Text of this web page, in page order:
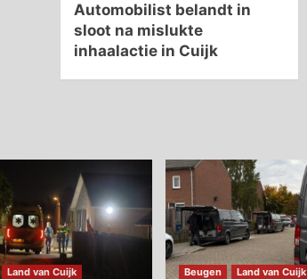
Automobilist belandt in
sloot na mislukte
inhaalactie in Cuijk
Land van Cuijk Beugen Land van Cuijk